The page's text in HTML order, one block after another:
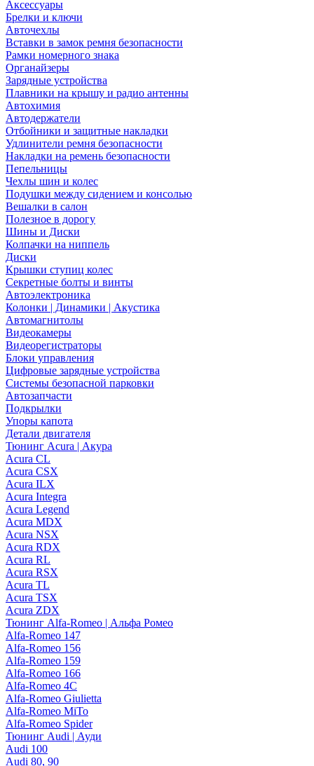
Аксессуары
Брелки и ключи
Авточехлы
Вставки в замок ремня безопасности
Рамки номерного знака
Органайзеры
Зарядные устройства
Плавники на крышу и радио антенны
Автохимия
Автодержатели
Отбойники и защитные накладки
Удлинители ремня безопасности
Накладки на ремень безопасности
Пепельницы
Чехлы шин и колес
Подушки между сидением и консолью
Вешалки в салон
Полезное в дорогу
Шины и Диски
Колпачки на ниппель
Диски
Крышки ступиц колес
Секретные болты и винты
Автоэлектроника
Колонки | Динамики | Акустика
Автомагнитолы
Видеокамеры
Видеорегистраторы
Блоки управления
Цифровые зарядные устройства
Системы безопасной парковки
Автозапчасти
Подкрылки
Упоры капота
Детали двигателя
Тюнинг Acura | Акура
Acura CL
Acura CSX
Acura ILX
Acura Integra
Acura Legend
Acura MDX
Acura NSX
Acura RDX
Acura RL
Acura RSX
Acura TL
Acura TSX
Acura ZDX
Тюнинг Alfa-Romeo | Альфа Ромео
Alfa-Romeo 147
Alfa-Romeo 156
Alfa-Romeo 159
Alfa-Romeo 166
Alfa-Romeo 4C
Alfa-Romeo Giulietta
Alfa-Romeo MiTo
Alfa-Romeo Spider
Тюнинг Audi | Ауди
Audi 100
Audi 80, 90